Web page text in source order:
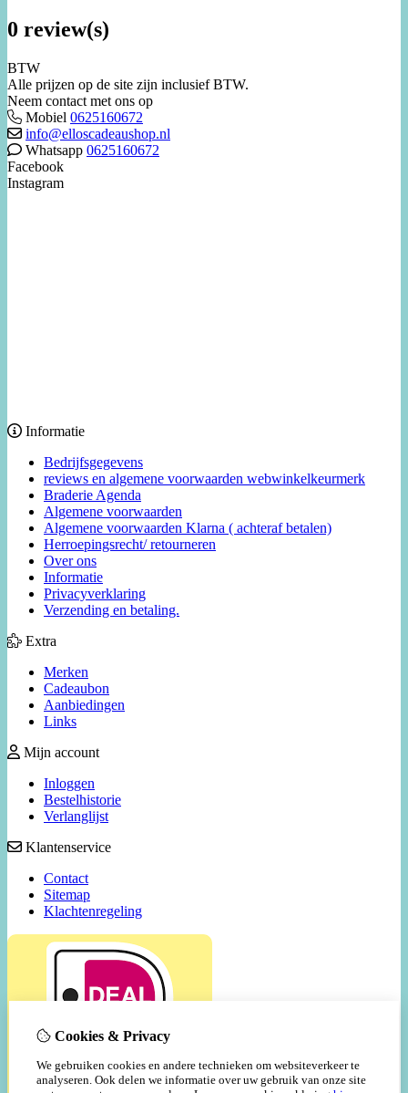
0 review(s)
BTW
Alle prijzen op de site zijn inclusief BTW.
Neem contact met ons op
Mobiel 0625160672
info@elloscadeaushop.nl
Whatsapp 0625160672
Facebook
Instagram
Informatie
Bedrijfsgegevens
reviews en algemene voorwaarden webwinkelkeurmerk
Braderie Agenda
Algemene voorwaarden
Algemene voorwaarden Klarna ( achteraf betalen)
Herroepingsrecht/ retourneren
Over ons
Informatie
Privacyverklaring
Verzending en betaling.
Extra
Merken
Cadeaubon
Aanbiedingen
Links
Mijn account
Inloggen
Bestelhistorie
Verlanglijst
Klantenservice
Contact
Sitemap
Klachtenregeling
Cookies & Privacy
We gebruiken cookies en andere technieken om websiteverkeer te
analyseren. Ook delen we informatie over uw gebruik van onze site